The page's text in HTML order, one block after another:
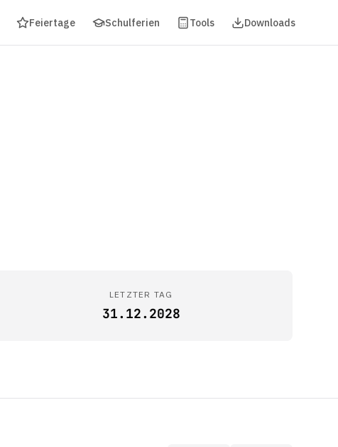
Feiertage Schulferien Tools Downloads
LETZTER TAG
31.12.2028